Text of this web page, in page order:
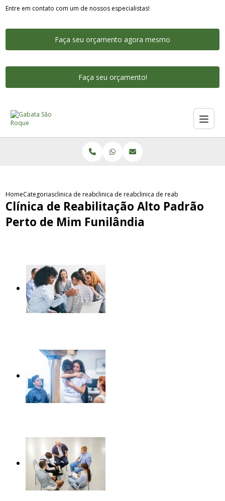
Entre em contato com um de nossos especialistas!
Faça seu orçamento agora mesmo
Faça seu orçamento!
HomeCategoriasclinica de reabilitacao alto padrao
clinica de reabilitacao alto padrao voluntaria
clinica de reabilitacao alto
Clínica de Reabilitação Alto Padrão
Perto de Mim Funilândia